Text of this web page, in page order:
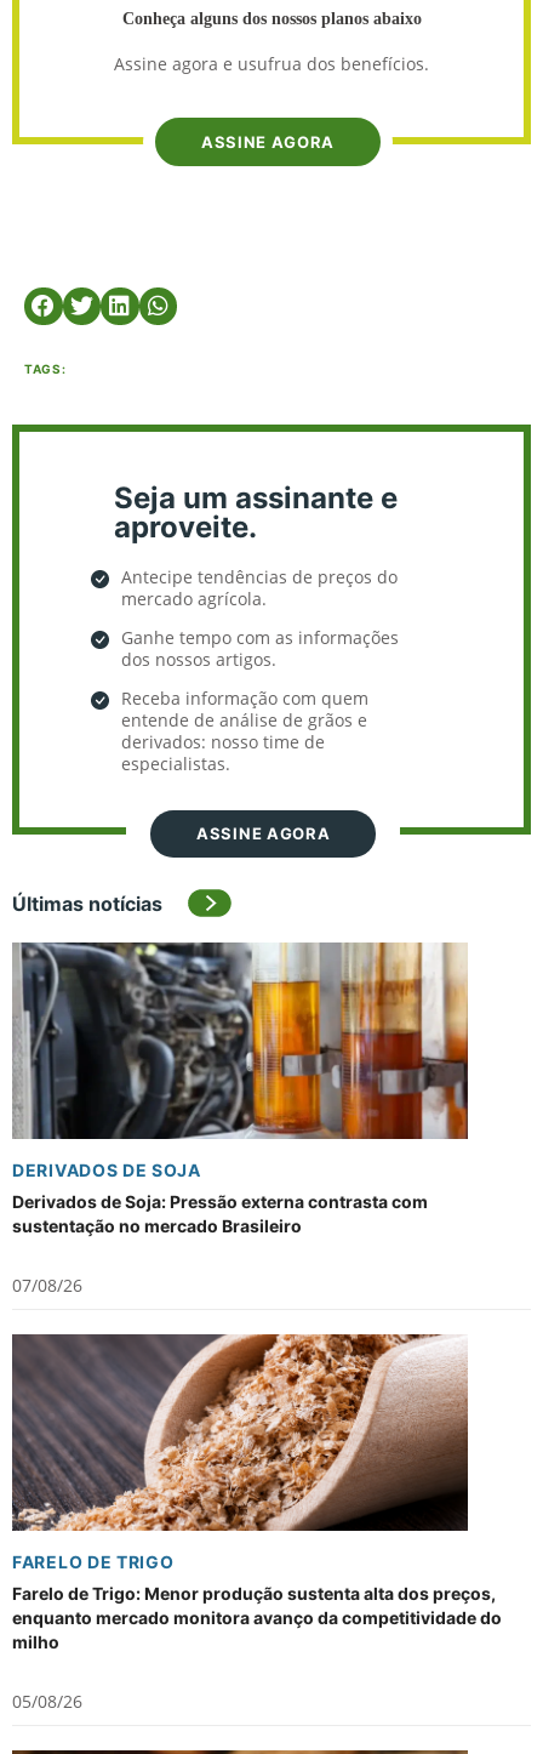
Conheça alguns dos nossos planos abaixo
Assine agora e usufrua dos benefícios.
ASSINE AGORA
TAGS:
Seja um assinante e
aproveite.
Antecipe tendências de preços do
mercado agrícola.
Ganhe tempo com as informações
dos nossos artigos.
Receba informação com quem
entende de análise de grãos e
derivados: nosso time de
especialistas.
ASSINE AGORA
Últimas notícias
DERIVADOS DE SOJA
Derivados de Soja: Pressão externa contrasta com
sustentação no mercado Brasileiro
07/08/26
FARELO DE TRIGO
Farelo de Trigo: Menor produção sustenta alta dos preços,
enquanto mercado monitora avanço da competitividade do
milho
05/08/26